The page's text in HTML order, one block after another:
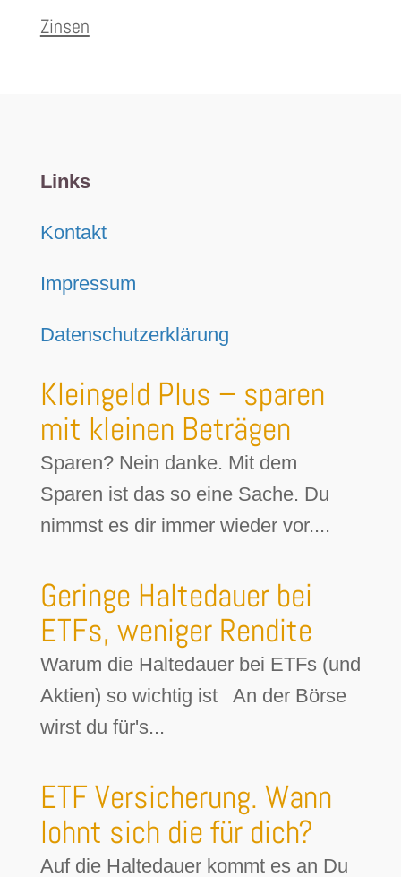
Zinsen
Links
Kontakt
Impressum
Datenschutzerklärung
Kleingeld Plus – sparen
mit kleinen Beträgen
Sparen? Nein danke. Mit dem
Sparen ist das so eine Sache. Du
nimmst es dir immer wieder vor....
Geringe Haltedauer bei
ETFs, weniger Rendite
Warum die Haltedauer bei ETFs (und
Aktien) so wichtig ist An der Börse
wirst du für's...
ETF Versicherung. Wann
lohnt sich die für dich?
Auf die Haltedauer kommt es an Du